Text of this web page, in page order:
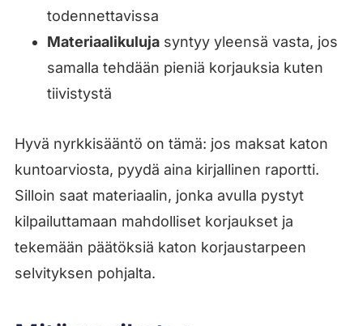
todennettavissa
Materiaalikulujasyntyy yleensä vasta, jos
samalla tehdään pieniä korjauksia kuten
tiivistystä
Hyvä nyrkkisääntö on tämä: jos maksat katon
kuntoarviosta, pyydä aina kirjallinen raportti.
Silloin saat materiaalin, jonka avulla pystyt
kilpailuttamaan mahdolliset korjaukset ja
tekemään päätöksiä katon korjaustarpeen
selvityksen pohjalta.